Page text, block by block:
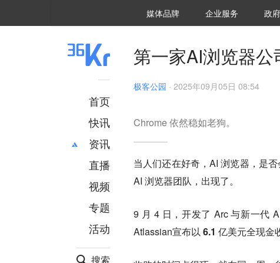
媒体品牌 36Kr研究院
企业服务 城
政
首页
快讯
资讯
推荐
财经
项目推荐
安徽
直播
视频
专题
活动
搜索
第一家AI浏览器
极客公园 · 2025年09月05日 08:54
Chrome 依然稳如老狗。
当人们还在好奇，AI 浏览器，是
AI 浏览器团队，出现了。
9 月 4 日，开发了 Arc 与新一代
Atlassian宣布以 6.1 亿美元全现金